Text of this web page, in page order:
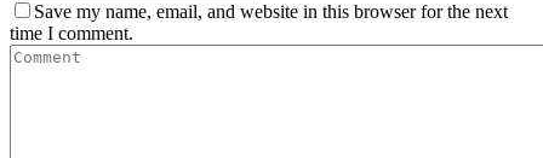
Save my name, email, and website in this browser for the next
time I comment.